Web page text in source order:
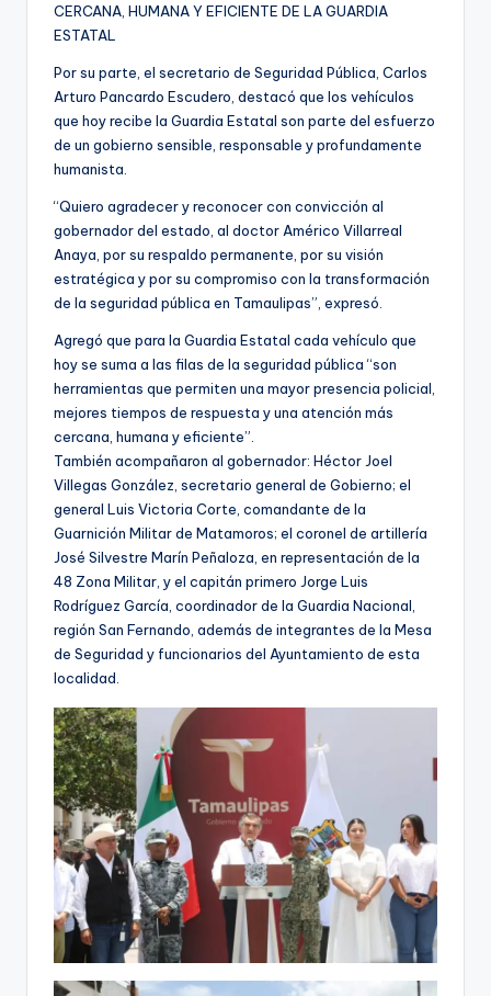
CERCANA, HUMANA Y EFICIENTE DE LA GUARDIA
ESTATAL
Por su parte, el secretario de Seguridad Pública, Carlos
Arturo Pancardo Escudero, destacó que los vehículos
que hoy recibe la Guardia Estatal son parte del esfuerzo
de un gobierno sensible, responsable y profundamente
humanista.
“Quiero agradecer y reconocer con convicción al
gobernador del estado, al doctor Américo Villarreal
Anaya, por su respaldo permanente, por su visión
estratégica y por su compromiso con la transformación
de la seguridad pública en Tamaulipas”, expresó.
Agregó que para la Guardia Estatal cada vehículo que
hoy se suma a las filas de la seguridad pública “son
herramientas que permiten una mayor presencia policial,
mejores tiempos de respuesta y una atención más
cercana, humana y eficiente”.
También acompañaron al gobernador: Héctor Joel
Villegas González, secretario general de Gobierno; el
general Luis Victoria Corte, comandante de la
Guarnición Militar de Matamoros; el coronel de artillería
José Silvestre Marín Peñaloza, en representación de la
48 Zona Militar, y el capitán primero Jorge Luis
Rodríguez García, coordinador de la Guardia Nacional,
región San Fernando, además de integrantes de la Mesa
de Seguridad y funcionarios del Ayuntamiento de esta
localidad.